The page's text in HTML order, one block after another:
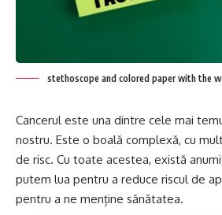
stethoscope and colored paper with the
Cancerul este una dintre cele mai
nostru. Este o boală complexă, cu
de risc. Cu toate acestea, există
putem lua pentru a reduce riscul de
pentru a ne menține sănătatea.